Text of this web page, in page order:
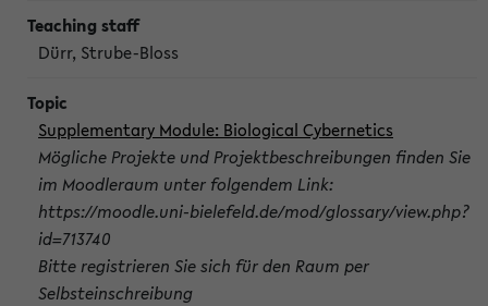
Dürr, Strube-Bloss
Supplementary Module: Biological Cybernetics
Mögliche Projekte und Projektbeschreibungen finden Sie
im Moodleraum unter folgendem Link:
https://moodle.uni-bielefeld.de/mod/glossary/view.php?
id=713740
Bitte registrieren Sie sich für den Raum per
Selbsteinschreibung